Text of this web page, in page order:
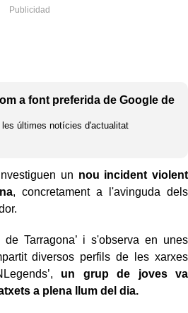
a font preferida de Google de
últimes notícies d'actualitat
un nou incident violent
, concretament a l'avinguda dels
Tarragona’ i s'observa en unes
diversos perfils de les xarxes
un grup de joves va
a plena llum del dia.